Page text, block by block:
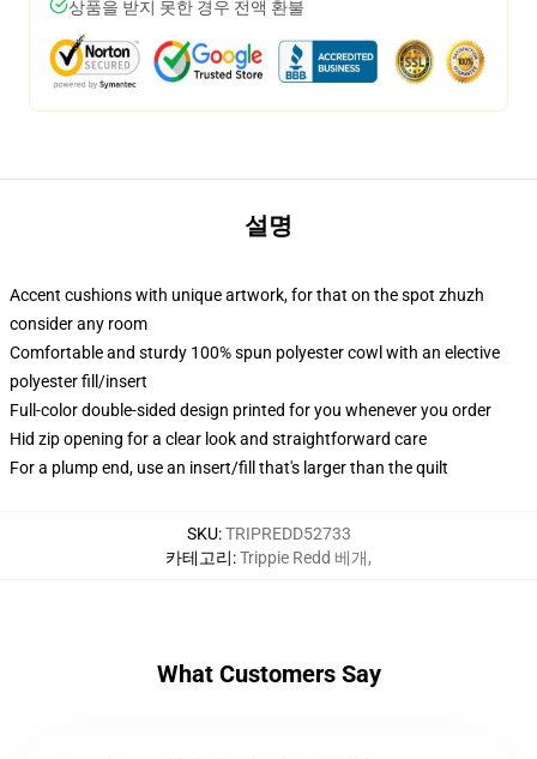
상품을 받지 못한 경우 전액 환불
설명
Accent cushions with unique artwork, for that on the spot zhuzh
consider any room
Comfortable and sturdy 100% spun polyester cowl with an elective
polyester fill/insert
Full-color double-sided design printed for you whenever you order
Hid zip opening for a clear look and straightforward care
For a plump end, use an insert/fill that's larger than the quilt
SKU:TRIPREDD52733
카테고리:Trippie Redd 베개,
What Customers Say